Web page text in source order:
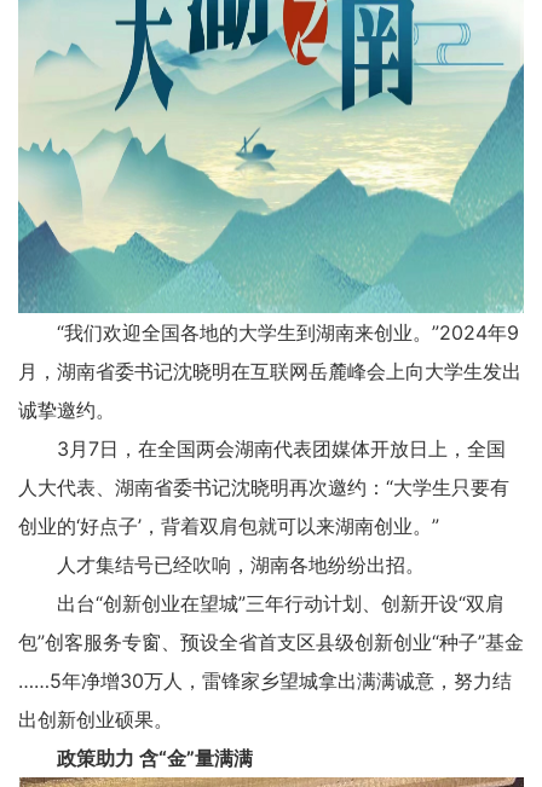
“我们欢迎全国各地的大学生到湖南来创业。”2024年9
月，湖南省委书记沈晓明在互联网岳麓峰会上向大学生发出
诚挚邀约。
3月7日，在全国两会湖南代表团媒体开放日上，全国
人大代表、湖南省委书记沈晓明再次邀约：“大学生只要有
创业的‘好点子’，背着双肩包就可以来湖南创业。”
人才集结号已经吹响，湖南各地纷纷出招。
出台“创新创业在望城”三年行动计划、创新开设“双肩
包”创客服务专窗、预设全省首支区县级创新创业“种子”基金
……5年净增30万人，雷锋家乡望城拿出满满诚意，努力结
出创新创业硕果。
政策助力 含“金”量满满